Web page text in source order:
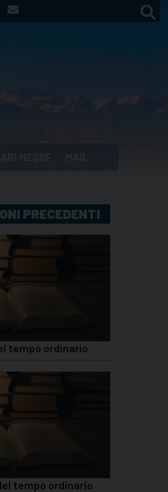
PRECEDENTI
tempo ordinario
tempo ordinario